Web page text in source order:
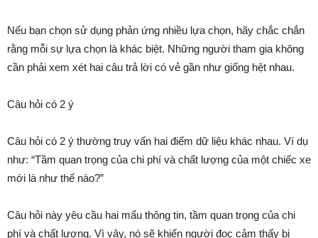
Nếu bạn chọn sử dụng phản ứng nhiều lựa chọn, hãy chắc chắn
rằng mỗi sự lựa chọn là khác biệt. Những người tham gia không
cần phải xem xét hai câu trả lời có vẻ gần như giống hệt nhau.
Câu hỏi có 2 ý
Câu hỏi có 2 ý thường truy vấn hai điểm dữ liệu khác nhau. Ví dụ
như: “Tầm quan trọng của chi phí và chất lượng của một chiếc xe
mới là như thế nào?”
Câu hỏi này yêu cầu hai mẩu thông tin, tầm quan trọng của chi
phí và chất lượng. Vì vậy, nó sẽ khiến người đọc cảm thấy bị